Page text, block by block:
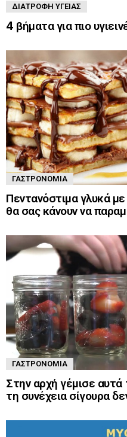
ΔΙΑΤΡΟΦΉ ΥΓΕΊΑΣ
4 βήματα για πιο
ΓΑΣΤΡΟΝΟΜΊΑ
Πεντανόστιμα γλυκά
θα σας κάνουν να
ΓΑΣΤΡΟΝΟΜΊΑ
Στην αρχή γέμισε
τη συνέχεια σίγουρα